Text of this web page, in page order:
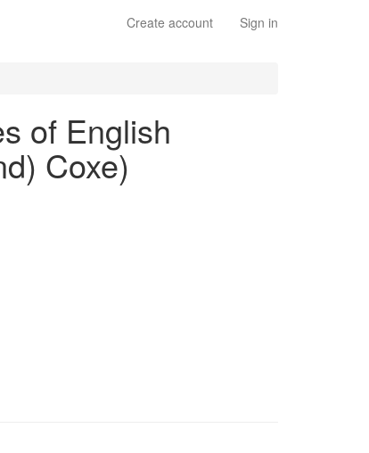
Create account Sign in
of English
Coxe)